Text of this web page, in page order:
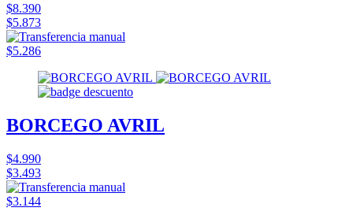
$8.390
$5.873
$5.286
BORCEGO AVRIL
$4.990
$3.493
$3.144